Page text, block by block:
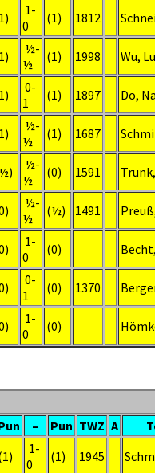
1-
0
(1) 1812
½-
½
(1) 1998 Wu,
0-
1
(1) 1897 Do,
½-
½
(1) 1687
½-
½
(0) 1591
½-
½
(½) 1491
1-
0
(0)
0-
1
(0) 1370
1-
0
(0)
– Pun TWZ A
1-
0
(1) 1945